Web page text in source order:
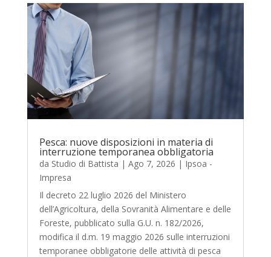
Pesca: nuove disposizioni in materia di
interruzione temporanea obbligatoria
da Studio di Battista | Ago 7, 2026 | Ipsoa -
Impresa
Il decreto 22 luglio 2026 del Ministero
dell’Agricoltura, della Sovranità Alimentare e delle
Foreste, pubblicato sulla G.U. n. 182/2026,
modifica il d.m. 19 maggio 2026 sulle interruzioni
temporanee obbligatorie delle attività di pesca